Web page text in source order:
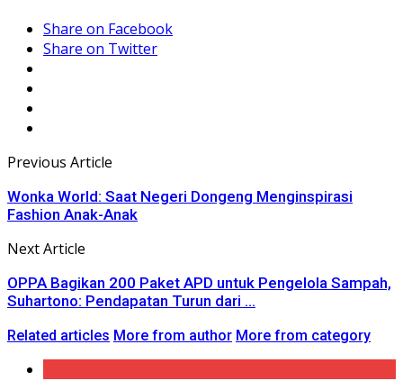
Share on Facebook
Share on Twitter
Previous Article
Wonka World: Saat Negeri Dongeng Menginspirasi
Fashion Anak-Anak
Next Article
OPPA Bagikan 200 Paket APD untuk Pengelola Sampah,
Suhartono: Pendapatan Turun dari ...
Related articles More from author More from category